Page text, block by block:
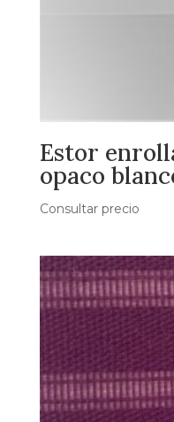
Estor
opaco
Consultar precio